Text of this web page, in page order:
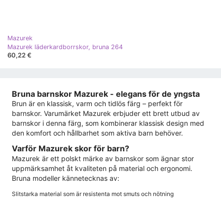
Mazurek
Mazurek läderkardborrskor, bruna 264
60,22 €
Bruna barnskor Mazurek - elegans för de yngsta
Brun är en klassisk, varm och tidlös färg – perfekt för
barnskor. Varumärket Mazurek erbjuder ett brett utbud av
barnskor i denna färg, som kombinerar klassisk design med
den komfort och hållbarhet som aktiva barn behöver.
Varför Mazurek skor för barn?
Mazurek är ett polskt märke av barnskor som ägnar stor
uppmärksamhet åt kvaliteten på material och ergonomi.
Bruna modeller kännetecknas av:
Slitstarka material som är resistenta mot smuts och nötning